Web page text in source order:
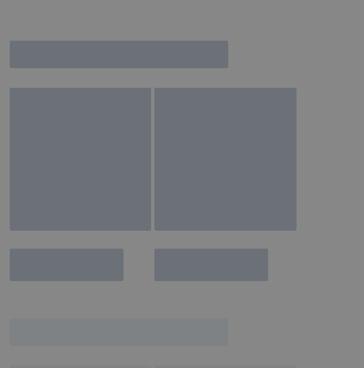
Hals, um jedem Outfit eine